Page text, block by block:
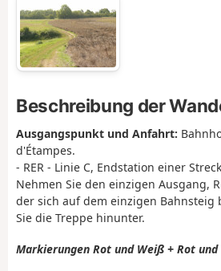
Beschreibung der
Ausgangspunkt und Anfahrt:
d'Étampes.
- RER - Linie C, Endstation einer
Nehmen Sie den einzigen Ausgang,
der sich auf dem einzigen Bahnsteig
Sie die Treppe hinunter.
Markierungen Rot und Weiß + Rot und